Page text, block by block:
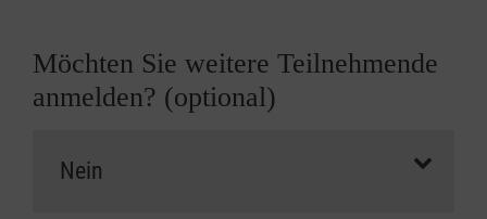
Möchten Sie weitere Teilnehmende
anmelden? (optional)